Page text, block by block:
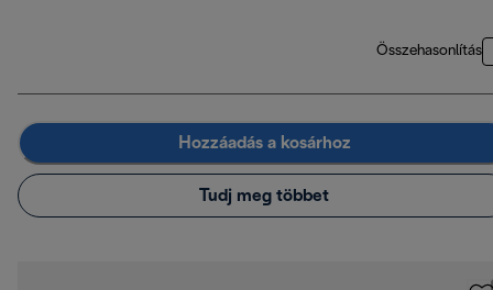
Összehasonlítás
Hozzáadás a kosárhoz
Tudj meg többet